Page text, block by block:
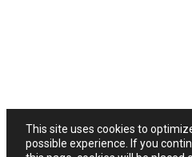
This site uses cookies to
possible experience. If you